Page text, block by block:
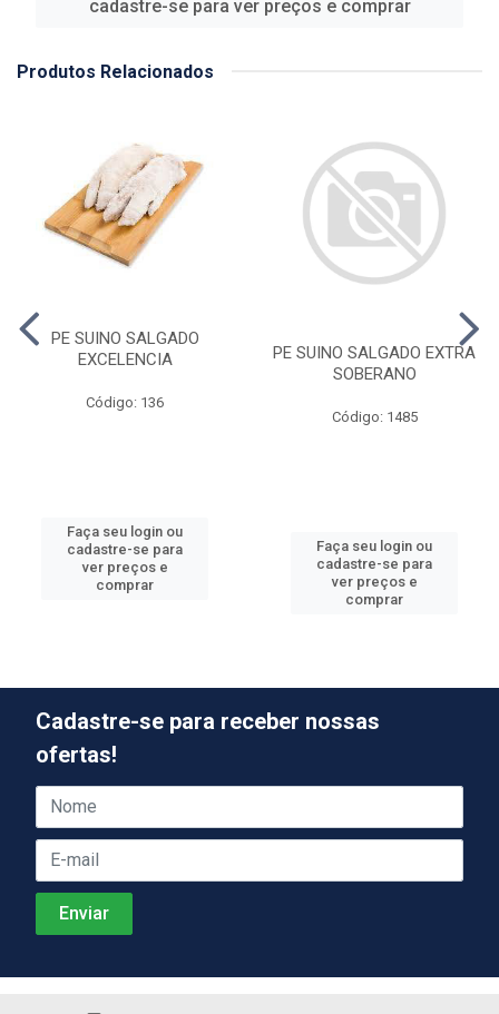
cadastre-se para ver preços e comprar
Produtos Relacionados
PE SUINO SALGADO
EXCELENCIA
Código: 136
Faça seu login ou
cadastre-se para
ver preços e
comprar
PE SUINO SALGADO EXTRA
SOBERANO
Código: 1485
Faça seu login ou
cadastre-se para
ver preços e
comprar
Cadastre-se para receber nossas
ofertas!